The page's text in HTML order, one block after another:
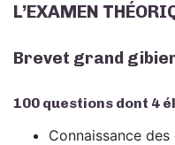
L’EXAMEN
Brevet grand gibier
100 questions dont 4
Connaissance